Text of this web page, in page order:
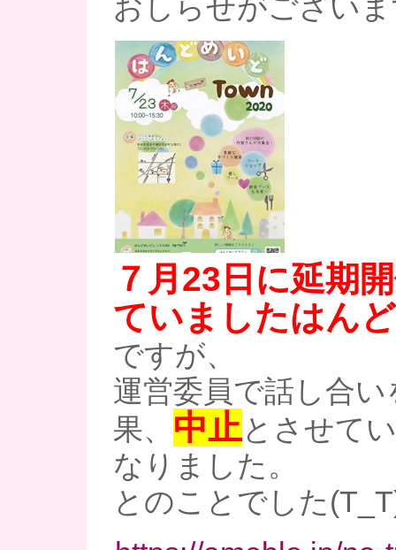
おしらせがござい
７月23日に延期
ていましたはん
ですが、
運営委員で話し合
果、 中止とさせて
なりました。
とのことでした